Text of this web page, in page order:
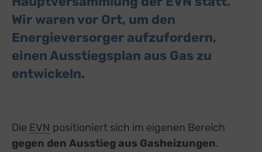
Wir waren vor Ort, um den
Energieversorger aufzufordern,
einen Ausstiegsplan aus Gas zu
entwickeln.
Die EVN positioniert sich im eigenen Bereich
gegen den Ausstieg aus Gasheizungen.